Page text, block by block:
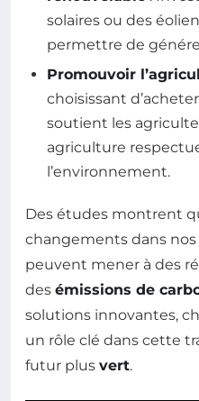
solaires ou des
permettre de
Promouvoir
choisissant
soutient les
agriculture
l’environnement.
Des études montrent
changements dans
peuvent mener à des
des émissions de
solutions innovantes,
un rôle clé dans cette
futur plus vert.